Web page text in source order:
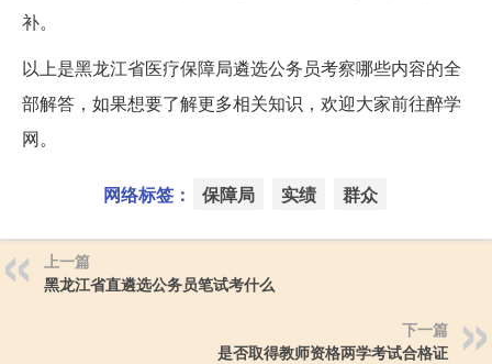
补。
以上是黑龙江省医疗保障局遴选公务员考察哪些内容的全
部解答，如果想要了解更多相关知识，欢迎大家前往醉学
网。
网络标签： 保障局 实绩 群众
上一篇
黑龙江省直遴选公务员笔试考什么
下一篇
是否取得教师资格两学考试合格证